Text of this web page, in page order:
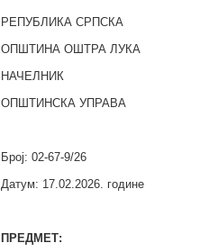
РЕПУБЛИКА СРПСКА
ОПШТИНА ОШТРА ЛУКА
НАЧЕЛНИК
ОПШТИНСКА УПРАВА
Број: 02-67-9/26
Датум: 17.02.2026. године
ПРЕДМЕТ: